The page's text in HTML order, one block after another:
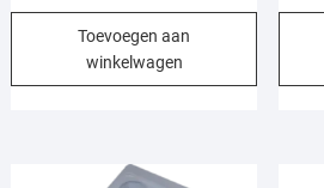
Toevoegen aan
winkelwagen